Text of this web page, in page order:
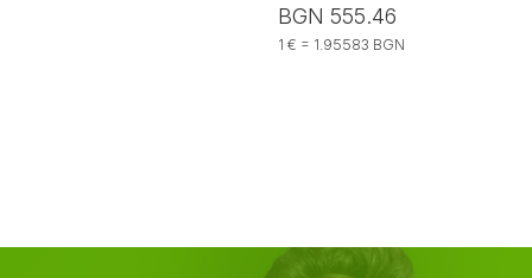
BGN 555.46
1 € = 1.95583 BGN